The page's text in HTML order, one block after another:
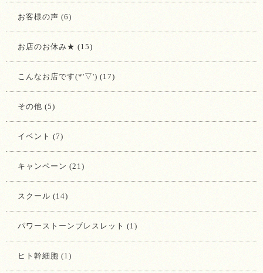
お客様の声 (6)
お店のお休み★ (15)
こんなお店です(*'▽') (17)
その他 (5)
イベント (7)
キャンペーン (21)
スクール (14)
パワーストーンブレスレット (1)
ヒト幹細胞 (1)